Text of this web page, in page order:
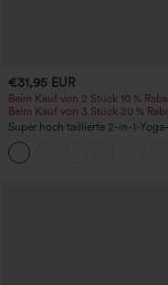
€31,95 EUR
Beim Kauf von 2 Stück 10 %
Beim Kauf von 3 Stück 20 %
Super hoch taillierte 2-in-1-
mit Gesäßtasche und
längere Länge